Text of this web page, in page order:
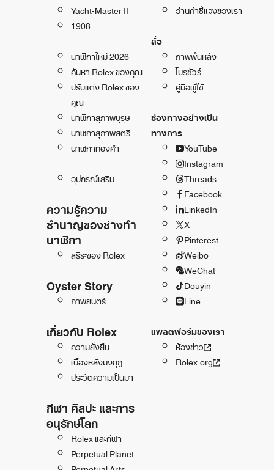
Yacht-Master II
1908
นาฬิกาใหม่ 2026
ค้นหา Rolex ของคุณ
ปรับแต่ง Rolex ของ
คุณ
นาฬิกาสุภาพบุรุษ
นาฬิกาสุภาพสตรี
นาฬิกาทองคำ
อุปกรณ์เสริม
ความรู้ความ
ชำนาญของช่างทำ
นาฬิกา
สรีระของ Rolex
Oyster Story
ภาพยนตร์
เกี่ยวกับ Rolex
ความยั่งยืน
เบื้องหลังมงกุฎ
ประวัติความเป็นมา
กีฬา ศิลปะ และการ
อนุรักษ์โลก
Rolex และกีฬา
Perpetual Planet
อ่านคำชี้แจงของเรา
สื่อ
ภาพพื้นหลัง
โบรชัวร์
คู่มือผู้ใช้
ช่องทางอย่างเป็น
ทางการ
YouTube
Instagram
Threads
Facebook
LinkedIn
X
Pinterest
Weibo
WeChat
Douyin
Line
แพลตฟอร์มของเรา
ห้องข่าว
Rolex.org